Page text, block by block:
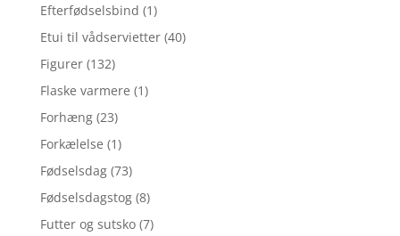
Efterfødselsbind (1)
Etui til vådservietter (40)
Figurer (132)
Flaske varmere (1)
Forhæng (23)
Forkælelse (1)
Fødselsdag (73)
Fødselsdagstog (8)
Futter og sutsko (7)